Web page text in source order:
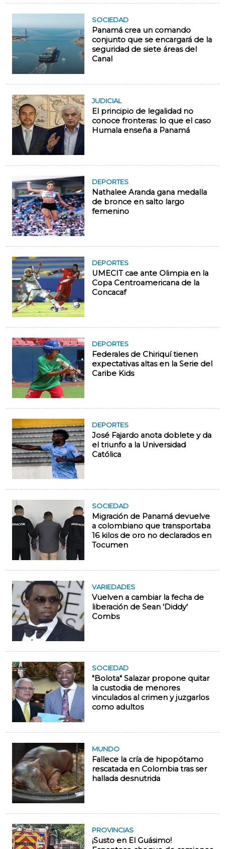
SOCIEDAD
Panamá crea un comando
conjunto que se encargará de la
seguridad de siete áreas del
Canal
JUDICIAL
El principio de legalidad no
conoce fronteras: lo que el caso
Humala enseña a Panamá
DEPORTES
Nathalee Aranda gana medalla
de bronce en salto largo
femenino
DEPORTES
UMECIT cae ante Olimpia en la
Copa Centroamericana de la
Concacaf
DEPORTES
Federales de Chiriquí tienen
expectativas altas en la Serie del
Caribe Kids
DEPORTES
José Fajardo anota doblete y da
el triunfo a la Universidad
Católica
SOCIEDAD
Migración de Panamá devuelve
a colombiano que transportaba
16 kilos de oro no declarados en
Tocumen
VARIEDADES
Vuelven a cambiar la fecha de
liberación de Sean 'Diddy'
Combs
SOCIEDAD
"Bolota" Salazar propone quitar
la custodia de menores
vinculados al crimen y juzgarlos
como adultos
MUNDO
Fallece la cría de hipopótamo
rescatada en Colombia tras ser
hallada desnutrida
PROVINCIAS
¡Susto en El Guásimo!